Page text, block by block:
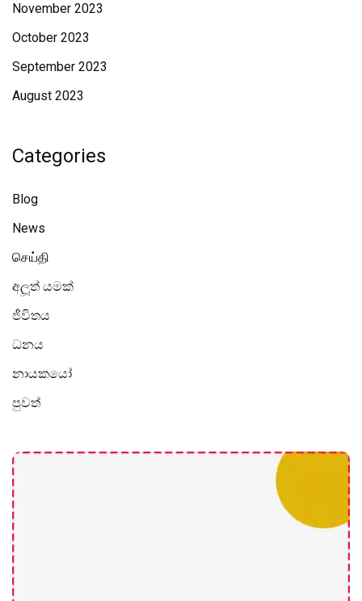
November 2023
October 2023
September 2023
August 2023
Categories
Blog
News
செய்தி
අලූත් යමක්
ජීවිතය
ධනය
නායකයෝ
පුවත්